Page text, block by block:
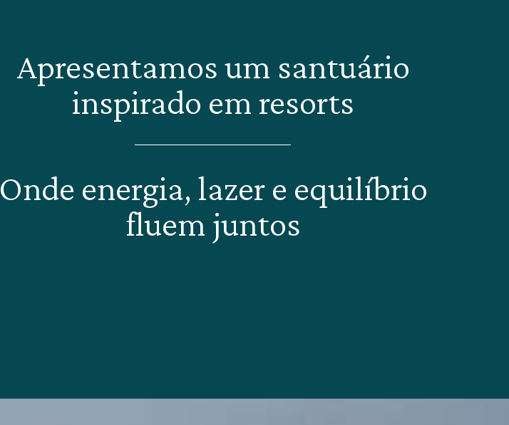
Apresentamos um santuário
inspirado em resorts
Onde energia, lazer e equilíbrio
fluem juntos